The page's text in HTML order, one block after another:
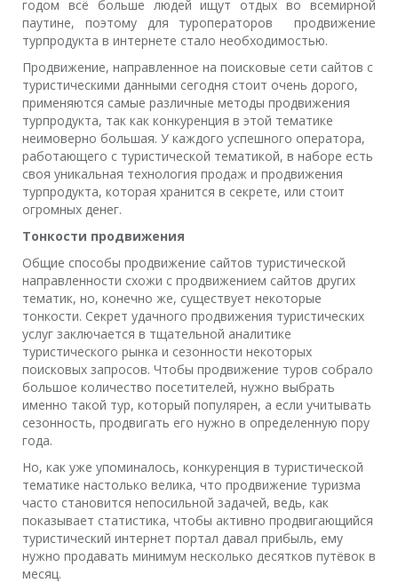
годом всё больше людей ищут отдых во всемирной
паутине, поэтому для туроператоров продвижение
турпродукта в интернете стало необходимостью.
Продвижение, направленное на поисковые сети сайтов с
туристическими данными сегодня стоит очень дорого,
применяются самые различные методы продвижения
турпродукта, так как конкуренция в этой тематике
неимоверно большая. У каждого успешного оператора,
работающего с туристической тематикой, в наборе есть
своя уникальная технология продаж и продвижения
турпродукта, которая хранится в секрете, или стоит
огромных денег.
Тонкости продвижения
Общие способы продвижение сайтов туристической
направленности схожи с продвижением сайтов других
тематик, но, конечно же, существует некоторые
тонкости. Секрет удачного продвижения туристических
услуг заключается в тщательной аналитике
туристического рынка и сезонности некоторых
поисковых запросов. Чтобы продвижение туров собрало
большое количество посетителей, нужно выбрать
именно такой тур, который популярен, а если учитывать
сезонность, продвигать его нужно в определенную пору
года.
Но, как уже упоминалось, конкуренция в туристической
тематике настолько велика, что продвижение туризма
часто становится непосильной задачей, ведь, как
показывает статистика, чтобы активно продвигающийся
туристический интернет портал давал прибыль, ему
нужно продавать минимум несколько десятков путёвок в
месяц.